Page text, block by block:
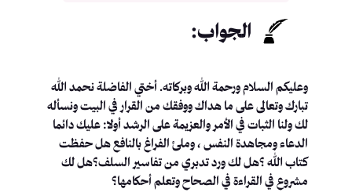
الجواب:
وعليكم السلام ورحمة الله وبركاته. أختي الفاضلة نحمد الله
تبارك وتعالى على ما هداك ووفقك من القرار في البيت ونسأله
لك ولنا الثبات في الأمر والعزيمة على الرشد أولا: عليك دائما
الدعاء ومجاهدة النفس ، وملئ الفراغ بالنافع هل حفظت
كتاب الله ؟هل لك ورد تدبري من تفاسير السلف؟هل لك
مشروع في القراءة في الصحاح وتعلم أحكامها؟